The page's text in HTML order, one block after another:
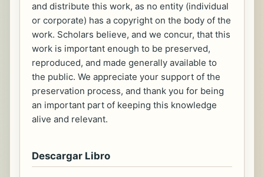
and distribute this work, as no entity (individual
or corporate) has a copyright on the body of the
work. Scholars believe, and we concur, that this
work is important enough to be preserved,
reproduced, and made generally available to
the public. We appreciate your support of the
preservation process, and thank you for being
an important part of keeping this knowledge
alive and relevant.
Descargar Libro